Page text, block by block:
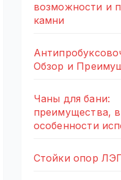
возможности и
камни
Обзор и
Чаны для бани:
преимущества,
особенности
Стойки опор